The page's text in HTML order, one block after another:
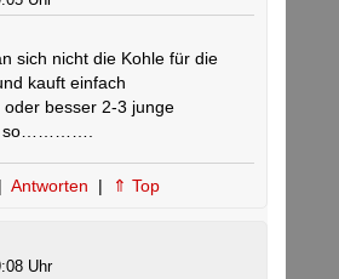
sich nicht die Kohle für die
kauft einfach
besser 2-3 junge
so………….
| Antworten | ⇑ Top
Uhr